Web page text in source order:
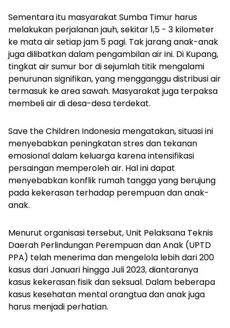
Sementara itu masyarakat Sumba Timur harus
melakukan perjalanan jauh, sekitar 1,5 - 3 kilometer
ke mata air setiap jam 5 pagi. Tak jarang anak-anak
juga dilibatkan dalam pengambilan air ini. Di Kupang,
tingkat air sumur bor di sejumlah titik mengalami
penurunan signifikan, yang mengganggu distribusi air
termasuk ke area sawah. Masyarakat juga terpaksa
membeli air di desa-desa terdekat.
Save the Children Indonesia mengatakan, situasi ini
menyebabkan peningkatan stres dan tekanan
emosional dalam keluarga karena intensifikasi
persaingan memperoleh air. Hal ini dapat
menyebabkan konflik rumah tangga yang berujung
pada kekerasan terhadap perempuan dan anak-
anak.
Menurut organisasi tersebut, Unit Pelaksana Teknis
Daerah Perlindungan Perempuan dan Anak (UPTD
PPA) telah menerima dan mengelola lebih dari 200
kasus dari Januari hingga Juli 2023, diantaranya
kasus kekerasan fisik dan seksual. Dalam beberapa
kasus kesehatan mental orangtua dan anak juga
harus menjadi perhatian.